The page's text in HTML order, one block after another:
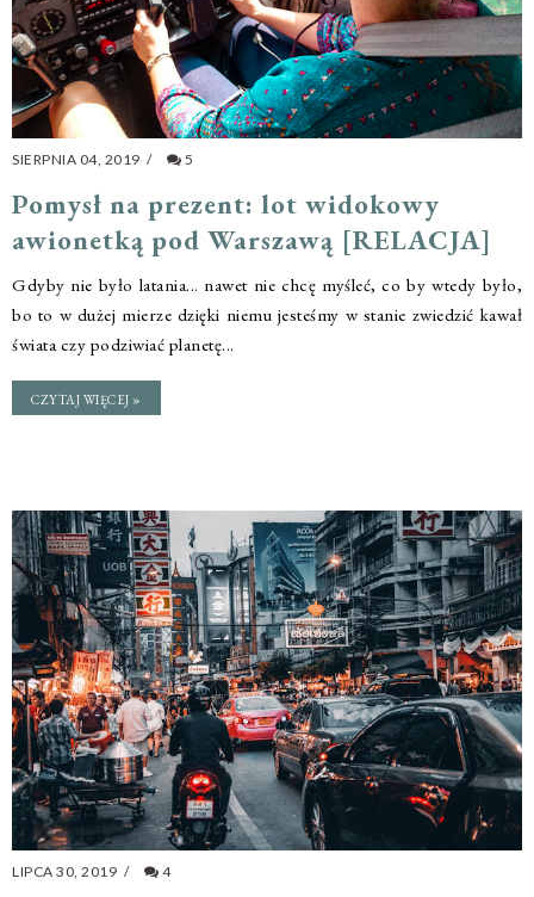
SIERPNIA 04, 2019 / 5
Pomysł na prezent: lot widokowy
awionetką pod Warszawą [RELACJA]
Gdyby nie było latania... nawet nie chcę myśleć, co by wtedy było,
bo to w dużej mierze dzięki niemu jesteśmy w stanie zwiedzić kawał
świata czy podziwiać planetę...
CZYTAJ WIĘCEJ »
LIPCA 30, 2019 / 4